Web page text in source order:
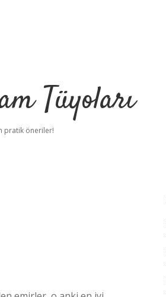
Tüyoları
pratik öneriler!